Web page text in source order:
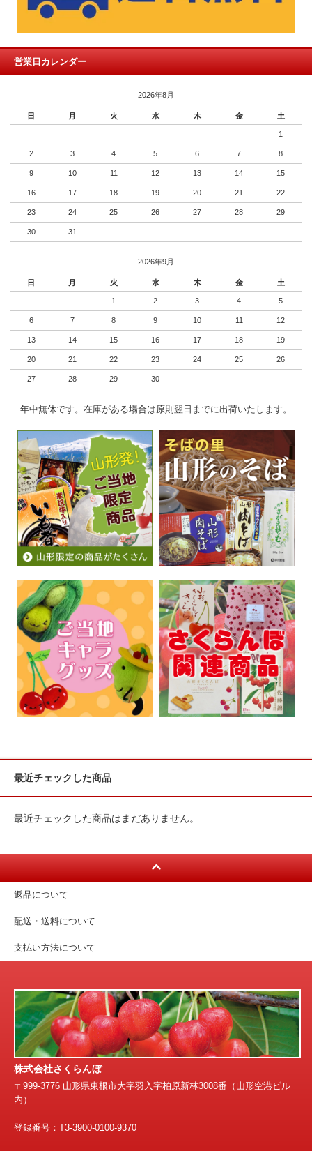
営業日カレンダー
2026年8月
日 月 火 水 木 金 土
1
2 3 4 5 6 7 8
9 10 11 12 13 14 15
16 17 18 19 20 21 22
23 24 25 26 27 28 29
30 31
2026年9月
日 月 火 水 木 金 土
1 2 3 4 5
6 7 8 9 10 11 12
13 14 15 16 17 18 19
20 21 22 23 24 25 26
27 28 29 30
年中無休です。在庫がある場合は原則翌日までに出荷いたします。
最近チェックした商品
最近チェックした商品はまだありません。
返品について
配送・送料について
支払い方法について
株式会社さくらんぼ
〒999-3776 山形県東根市大字羽入字柏原新林3008番（山形空港ビル
内）
登録番号：T3-3900-0100-9370